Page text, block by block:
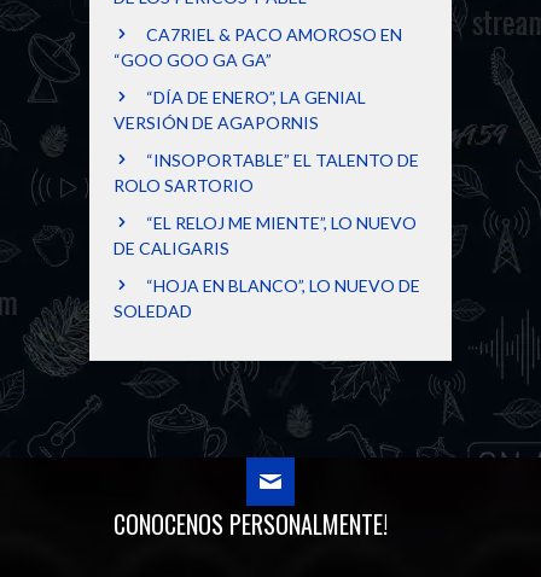
CA7RIEL & PACO AMOROSO EN
“GOO GOO GA GA”
“DÍA DE ENERO”, LA GENIAL
VERSIÓN DE AGAPORNIS
“INSOPORTABLE” EL TALENTO DE
ROLO SARTORIO
“EL RELOJ ME MIENTE”, LO NUEVO
DE CALIGARIS
“HOJA EN BLANCO”, LO NUEVO DE
SOLEDAD
CONOCENOS PERSONALMENTE!